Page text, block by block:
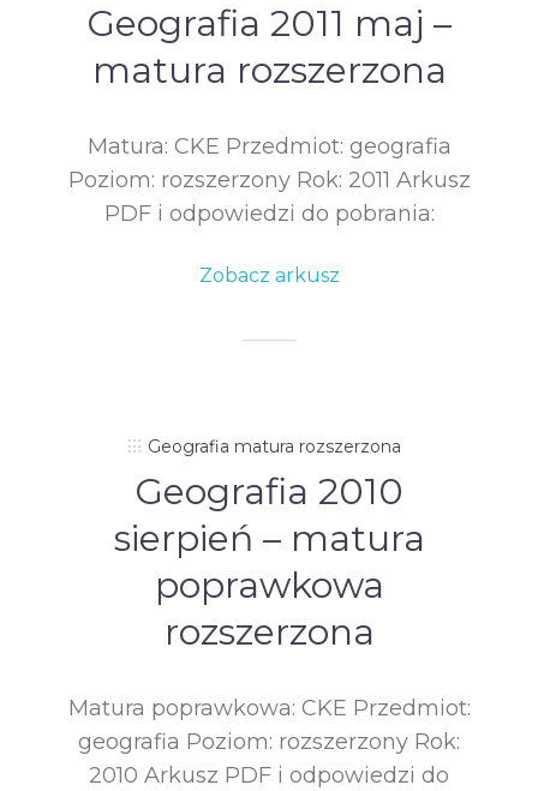
Geografia 2011 maj –
matura rozszerzona
Matura: CKE Przedmiot: geografia
Poziom: rozszerzony Rok: 2011 Arkusz
PDF i odpowiedzi do pobrania:
Zobacz arkusz
Geografia matura rozszerzona
Geografia 2010
sierpień – matura
poprawkowa
rozszerzona
Matura poprawkowa: CKE Przedmiot:
geografia Poziom: rozszerzony Rok:
2010 Arkusz PDF i odpowiedzi do